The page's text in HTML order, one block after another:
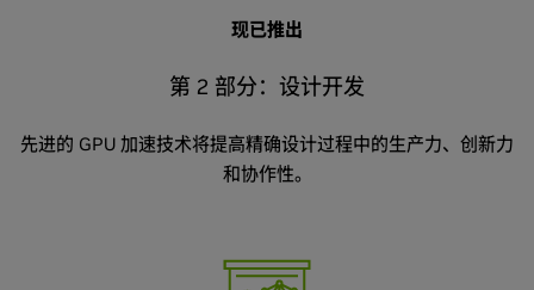
现已推出
第 2 部分：设计开发
先进的 GPU 加速技术将提高精确设计过程中的生产力、创新力
和协作性。